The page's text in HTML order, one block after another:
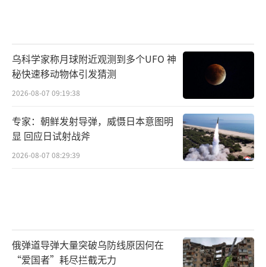
乌科学家称月球附近观测到多个UFO 神
秘快速移动物体引发猜测
2026-08-07 09:19:38
专家：朝鲜发射导弹，威慑日本意图明
显 回应日试射战斧
2026-08-07 08:29:39
俄弹道导弹大量突破乌防线原因何在
“爱国者”耗尽拦截无力